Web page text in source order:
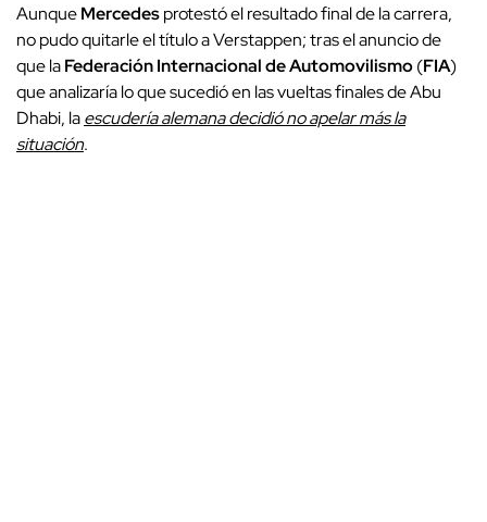
AunqueMercedesprotestó el resultado final de la carrera,
no pudo quitarle el título a Verstappen; tras el anuncio de
que laFederación Internacional de Automovilismo(FIA)
que analizaría lo que sucedió en las vueltas finales de Abu
Dhabi, laescudería alemana decidió no apelar más la
situación.